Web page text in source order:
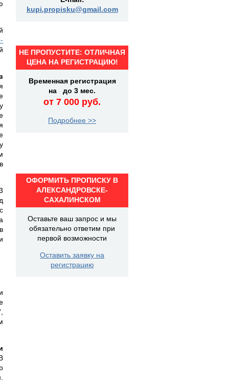
kupi.propisku@gmail.com
НЕ ПРОПУСТИТЕ: ОТЛИЧНАЯ
ЦЕНА НА РЕГИСТРАЦИЮ!
Временная регистрация
на до 3 мес.
от 7 000 руб.
Подробнее >>
ОФОРМИТЬ ПРОПИСКУ В
АЛЕКСАНДРОВСКЕ-
САХАЛИНСКОМ
Оставьте ваш запрос и мы
обязательно ответим при
первой возможности
Оставить заявку на
регистрацию